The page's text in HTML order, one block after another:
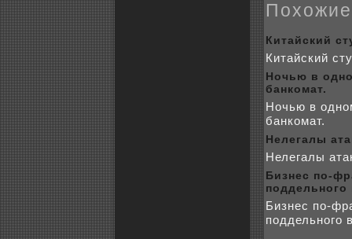
Китайский
Китайский
Ночью в
банкoмат.
Ночью в
банкoмат.
Нелегалы
Нелегалы
Бизнес по-
поддельного
Бизнес по-
поддельного